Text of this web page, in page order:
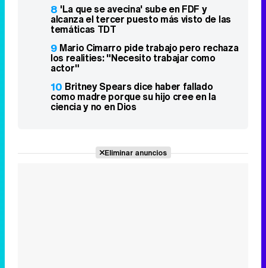
8 'La que se avecina' sube en FDF y
alcanza el tercer puesto más visto de las
temáticas TDT
9 Mario Cimarro pide trabajo pero rechaza
los realities: "Necesito trabajar como
actor"
10 Britney Spears dice haber fallado
como madre porque su hijo cree en la
ciencia y no en Dios
Eliminar anuncios